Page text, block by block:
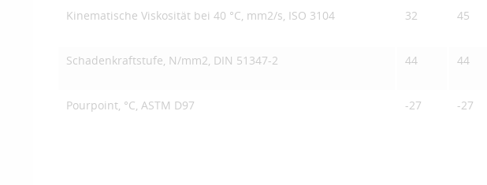
Kinematische Viskosität bei 40 °C, mm2/s, ISO 3104 32 45
Schadenkraftstufe, N/mm2, DIN 51347-2 44 44
Pourpoint, °C, ASTM D97 -27 -27